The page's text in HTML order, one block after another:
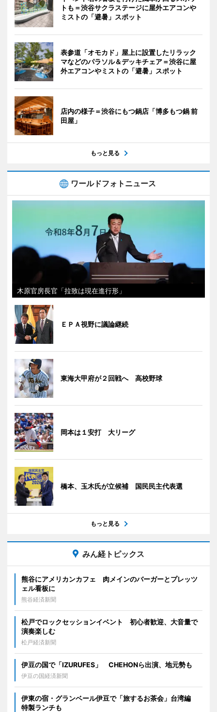
トも＝渋谷サクラステージに屋外エアコンや
ミストの「避暑」スポット
表参道「オモカド」屋上に設置したリラック
マなどのパラソル＆デッキチェア＝渋谷に屋
外エアコンやミストの「避暑」スポット
店内の様子＝渋谷にもつ鍋店「博多もつ鍋 前
田屋」
もっと見る
ワールドフォトニュース
木原官房長官「拉致は現在進行形」
ＥＰＡ視野に議論継続
東海大甲府が２回戦へ 高校野球
岡本は１安打 大リーグ
橋本、玉木氏が立候補 国民民主代表選
もっと見る
みん経トピックス
熊谷にアメリカンカフェ 肉メインのバーガーとプレッツ
ェル看板に
熊谷経済新聞
松戸でロックセッションイベント 初心者歓迎、大音量で
演奏楽しむ
松戸経済新聞
伊豆の国で「IZURUFES」 CHEHONら出演、地元勢も
伊豆の国経済新聞
伊東の宿・グランベール伊豆で「旅するお茶会」台湾編
特製ランチも